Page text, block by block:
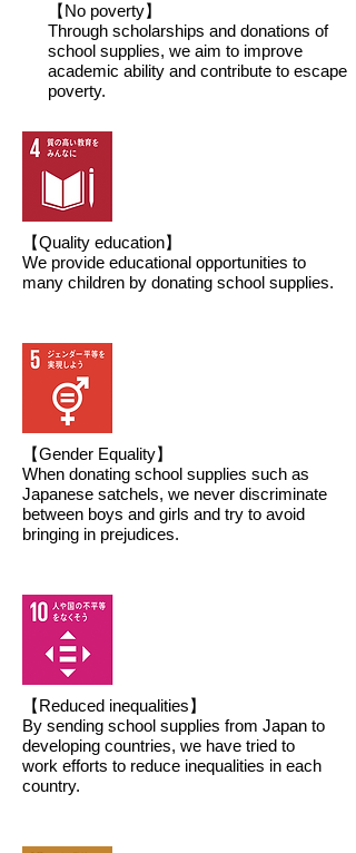
【No poverty】
Through scholarships and donations of
school supplies, we aim to improve
academic ability and contribute to escape
poverty.
【Quality education】
We provide educational opportunities to
many children by donating school supplies.
【Gender Equality】
When donating school supplies such as
Japanese satchels, we never discriminate
between boys and girls and try to avoid
bringing in prejudices.
【Reduced inequalities】
By sending school supplies from Japan to
developing countries, we have tried to
work efforts to reduce inequalities in each
country.